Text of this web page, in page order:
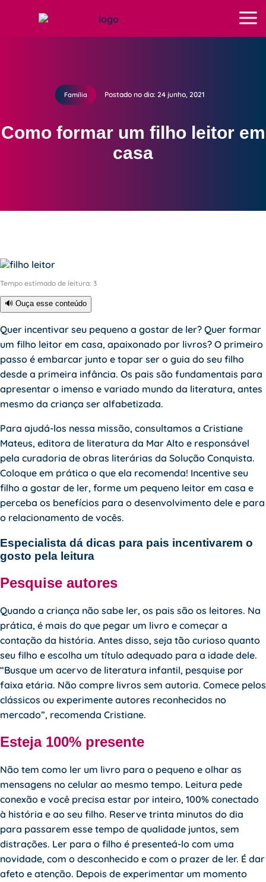
Família Postado no dia: 24 junho, 2021
Como formar um filho leitor em
casa
Tempo estimado de leitura: 3
🔊 Ouça esse conteúdo
Quer incentivar seu pequeno a gostar de ler? Quer formar
um filho leitor em casa, apaixonado por livros? O primeiro
passo é embarcar junto e topar ser o guia do seu filho
desde a primeira infância. Os pais são fundamentais para
apresentar o imenso e variado mundo da literatura, antes
mesmo da criança ser alfabetizada.
Para ajudá-los nessa missão, consultamos a Cristiane
Mateus, editora de literatura da Mar Alto e responsável
pela curadoria de obras literárias da Solução Conquista.
Coloque em prática o que ela recomenda! Incentive seu
filho a gostar de ler, forme um pequeno leitor em casa e
perceba os benefícios para o desenvolvimento dele e para
o relacionamento de vocês.
Especialista dá dicas para pais incentivarem o
gosto pela leitura
Pesquise autores
Quando a criança não sabe ler, os pais são os leitores. Na
prática, é mais do que pegar um livro e começar a
contação da história. Antes disso, seja tão curioso quanto
seu filho e escolha um título adequado para a idade dele.
“Busque um acervo de literatura infantil, pesquise por
faixa etária. Não compre livros sem autoria. Comece pelos
clássicos ou experimente autores reconhecidos no
mercado”, recomenda Cristiane.
Esteja 100% presente
Não tem como ler um livro para o pequeno e olhar as
mensagens no celular ao mesmo tempo. Leitura pede
conexão e você precisa estar por inteiro, 100% conectado
à história e ao seu filho. Reserve trinta minutos do dia
para passarem esse tempo de qualidade juntos, sem
distrações. Ler para o filho é presenteá-lo com uma
novidade, com o desconhecido e com o prazer de ler. É dar
afeto e atenção. Depois de experimentar um momento